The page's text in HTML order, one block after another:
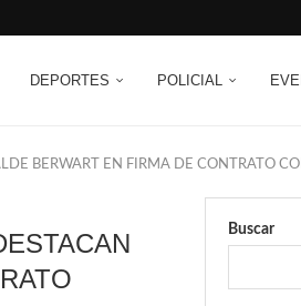
DEPORTES POLICIAL
BERWART EN FIRMA DE CONTRATO
Buscar